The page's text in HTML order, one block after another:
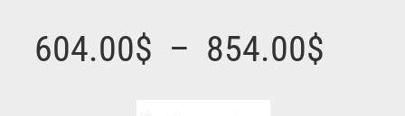
604.00$ – 854.00$